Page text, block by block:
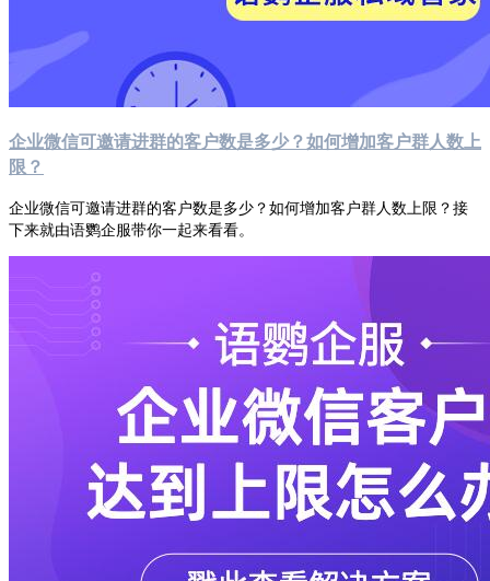
企业微信可邀请进群的客户数是多少？如何增加客户群人数上
限？
企业微信可邀请进群的客户数是多少？如何增加客户群人数上限？接
下来就由语鹦企服带你一起来看看。